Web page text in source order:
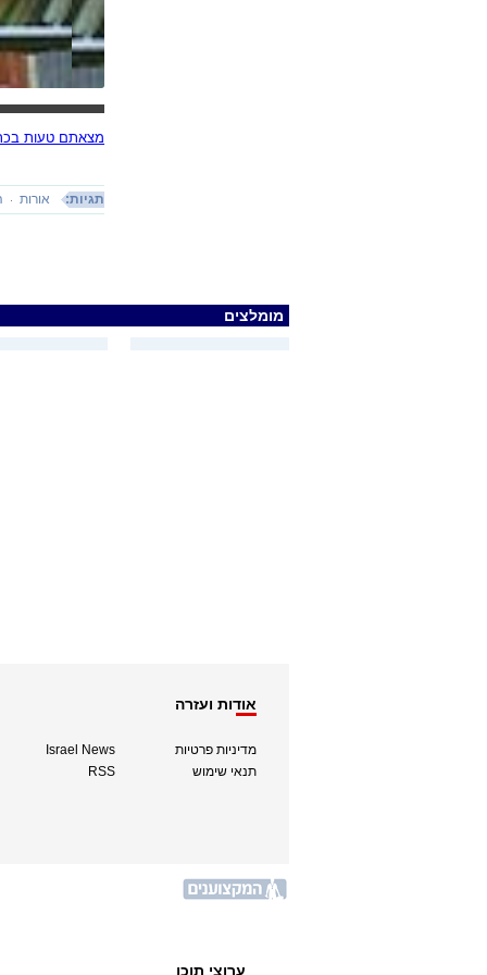
מצאתם טעות
תגיות: אורות
מומלצים
אודות ועזרה
מדיניות פרטיות
תנאי שימוש
Israel News
RSS
ערוצי תוכן